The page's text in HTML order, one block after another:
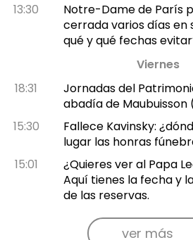
13:30
Notre-Dame de París
cerrada varios días en
qué y qué fechas
Viernes
18:31
Jornadas del
abadía de
15:30
Fallece Kavinsky:
lugar las honras
15:01
¿Quieres ver al Papa
Aquí tienes la fecha y
de las reservas.
ver más